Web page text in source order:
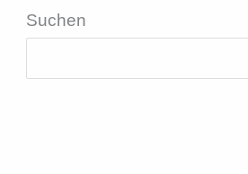
01.05.2025
Suchen